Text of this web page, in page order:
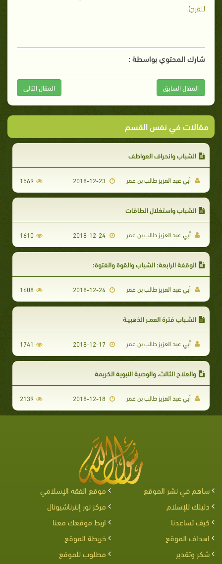
للفرج).
شارك المحتوي بواسطة :
المقال السابق المقال التالى
مقالات في نفس القسم
الشباب وانحراف العواطف
أبي عبد العزيز طالب بن عمر 2018-12-23
1569
الشباب واستغلال الطاقات
أبي عبد العزيز طالب بن عمر 2018-12-24
1610
الوقفة الرابعة: الشباب والقوة والفتوة:
أبي عبد العزيز طالب بن عمر 2018-12-24
1608
الشـباب فترة العمـر الذهبيـة
أبي عبد العزيز طالب بن عمر 1741
والعلاج الثالث، والوصية النبوية الكريمة
أبي عبد العزيز طالب بن عمر 2018-12-18
2139
ساهم في نشر الموقع
موقع الفقه الإسلامي
دليلك للإسلام
مركز نور إنترناشيونال
كيف تساعدنا
اربط موقعك معنا
اهداف الموقع
خريطة الموقع
شكر وتقدير
مطلوب للموقع